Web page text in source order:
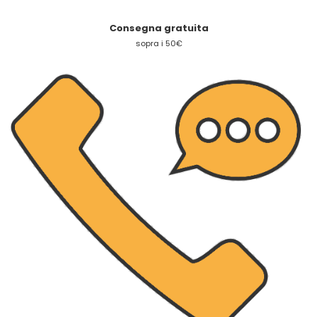
Consegna gratuita
sopra i 50€